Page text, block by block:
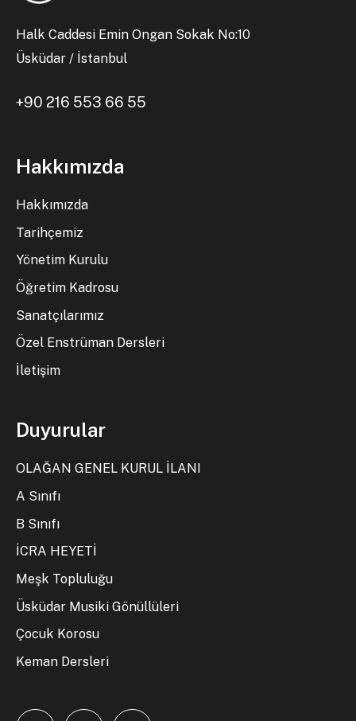
Halk Caddesi Emin Ongan Sokak No:10
Üsküdar / İstanbul
+90 216 553 66 55
Hakkımızda
Hakkımızda
Tarihçemiz
Yönetim Kurulu
Öğretim Kadrosu
Sanatçılarımız
Özel Enstrüman Dersleri
İletişim
Duyurular
OLAĞAN GENEL KURUL İLANI
A Sınıfı
B Sınıfı
İCRA HEYETİ
Meşk Topluluğu
Üsküdar Musiki Gönüllüleri
Çocuk Korosu
Keman Dersleri